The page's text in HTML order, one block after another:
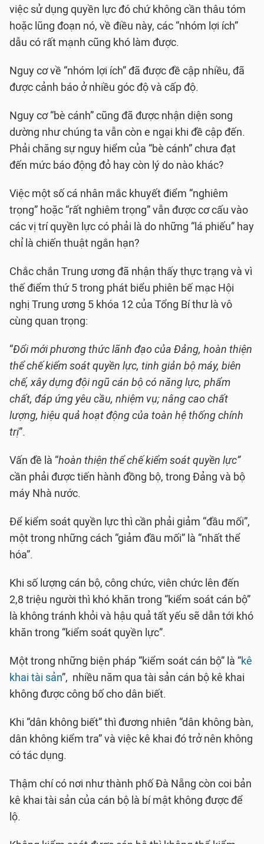
việc sử dụng quyền lực đó chứ không cần thâu tóm
hoặc lũng đoạn nó, về điều này, các “nhóm lợi ích”
dẫu có rất mạnh cũng khó làm được.
Nguy cơ về “nhóm lợi ích” đã được đề cập nhiều, đã
được cảnh báo ở nhiều góc độ và cấp độ.
Nguy cơ “bè cánh” cũng đã được nhận diện song
dường như chúng ta vẫn còn e ngại khi đề cập đến.
Phải chăng sự nguy hiểm của “bè cánh” chưa đạt
đến mức báo động đỏ hay còn lý do nào khác?
Việc một số cá nhân mắc khuyết điểm “nghiêm
trọng” hoặc “rất nghiêm trọng” vẫn được cơ cấu vào
các vị trí quyền lực có phải là do những “lá phiếu” hay
chỉ là chiến thuật ngắn hạn?
Chắc chắn Trung ương đã nhận thấy thực trạng và vì
thế điểm thứ 5 trong phát biểu phiên bế mạc Hội
nghị Trung ương 5 khóa 12 của Tổng Bí thư là vô
cùng quan trọng:
“Đổi mới phương thức lãnh đạo của Đảng, hoàn thiện
thể chế kiểm soát quyền lực, tinh giản bộ máy, biên
chế, xây dựng đội ngũ cán bộ có năng lực, phẩm
chất, đáp ứng yêu cầu, nhiệm vụ; nâng cao chất
lượng, hiệu quả hoạt động của toàn hệ thống chính
trị”.
Vấn đề là “hoàn thiện thể chế kiểm soát quyền lực”
cần phải được tiến hành đồng bộ, trong Đảng và bộ
máy Nhà nước.
Để kiểm soát quyền lực thì cần phải giảm “đầu mối”,
một trong những cách “giảm đầu mối” là “nhất thể
hóa”.
Khi số lượng cán bộ, công chức, viên chức lên đến
2,8 triệu người thì khó khăn trong “kiểm soát cán bộ”
là không tránh khỏi và hậu quả tất yếu sẽ dẫn tới khó
khăn trong “kiểm soát quyền lực”.
Một trong những biện pháp “kiểm soát cán bộ” là “kê
khai tài sản”, nhiều năm qua tài sản cán bộ kê khai
không được công bố cho dân biết.
Khi “dân không biết” thì đương nhiên “dân không bàn,
dân không kiểm tra” và việc kê khai đó trở nên không
có tác dụng.
Thậm chí có nơi như thành phố Đà Nẵng còn coi bản
kê khai tài sản của cán bộ là bí mật không được để
lộ.